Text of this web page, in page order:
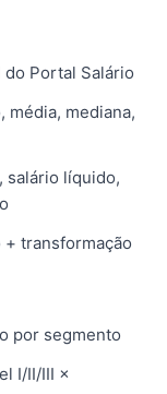
Portal Salário
média, mediana,
salário líquido,
+ transformação
por segmento
I/II/III ×